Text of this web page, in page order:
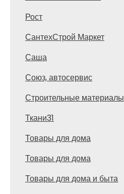
Рост
СантехСтрой Маркет
Саша
Союз, автосервис
Строительные материалы
Ткани31
Товары для дома
Товары для дома
Товары для дома и быта